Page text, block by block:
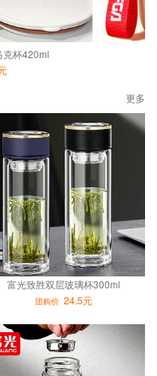
克杯420ml
更多
富光致胜双层玻璃杯300ml
团购价24.5元